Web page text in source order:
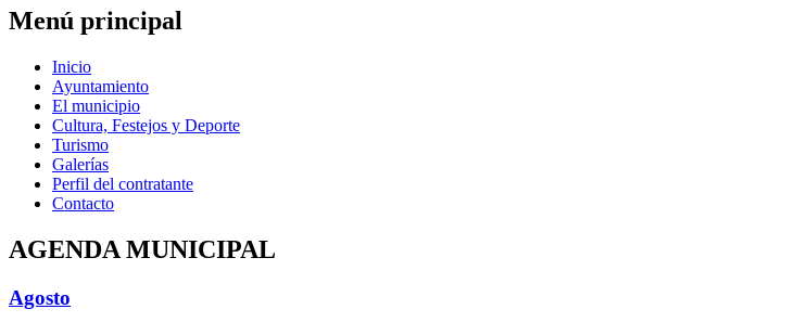
Menú principal
Inicio
Ayuntamiento
El municipio
Cultura, Festejos y Deporte
Turismo
Galerías
Perfil del contratante
Contacto
AGENDA MUNICIPAL
Agosto